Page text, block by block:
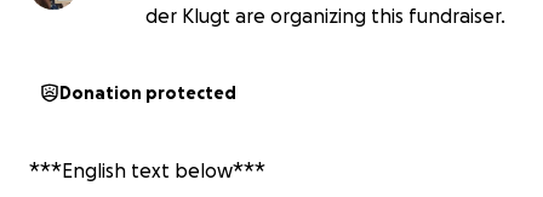
der Klugt are organizing this fundraiser.
Donation protected
***English text below***